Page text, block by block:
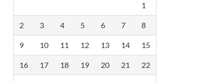
1
2 3 4 5 6 7 8
9 10 11 12 13 14 15
16 17 18 19 20 21 22